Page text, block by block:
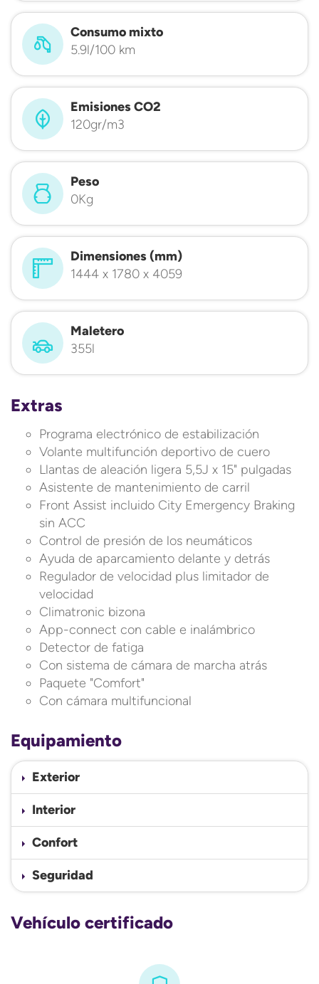
Consumo mixto
5.9l/100 km
Emisiones CO2
120gr/m3
Peso
0Kg
Dimensiones (mm)
1444 x 1780 x 4059
Maletero
355l
Extras
Programa electrónico de estabilización
Volante multifunción deportivo de cuero
Llantas de aleación ligera 5,5J x 15" pulgadas
Asistente de mantenimiento de carril
Front Assist incluido City Emergency Braking
sin ACC
Control de presión de los neumáticos
Ayuda de aparcamiento delante y detrás
Regulador de velocidad plus limitador de
velocidad
Climatronic bizona
App-connect con cable e inalámbrico
Detector de fatiga
Con sistema de cámara de marcha atrás
Paquete "Comfort"
Con cámara multifuncional
Equipamiento
Exterior
Interior
Confort
Seguridad
Vehículo certificado